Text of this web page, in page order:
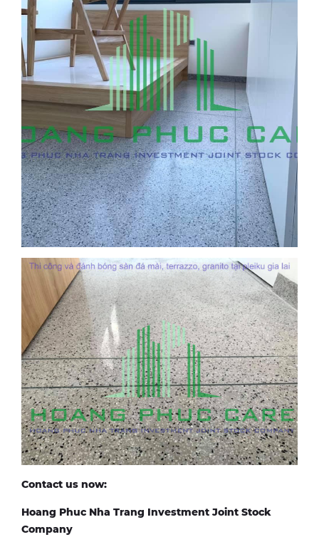
Contact us now:
Hoang Phuc Nha Trang Investment Joint Stock
Company